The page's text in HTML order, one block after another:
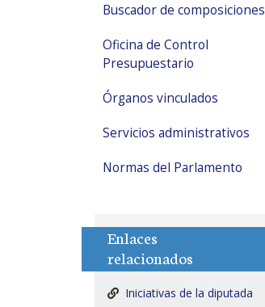
Buscador de composiciones
Oficina de Control
Presupuestario
Órganos vinculados
Servicios administrativos
Normas del Parlamento
Enlaces
relacionados
Iniciativas de la diputada